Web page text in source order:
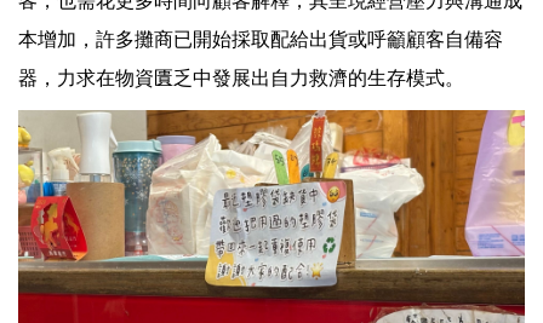
本增加，許多攤商已開始採取配給出貨或呼籲顧客自備容
器，力求在物資匱乏中發展出自力救濟的生存模式。